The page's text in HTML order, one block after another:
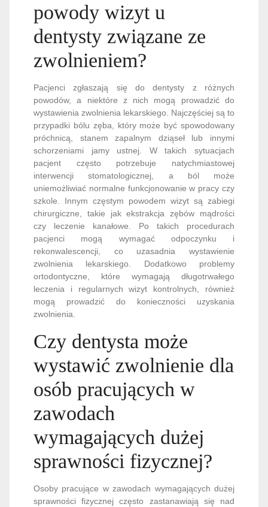
powody wizyt u
dentysty związane ze
zwolnieniem?
Pacjenci zgłaszają się do dentysty z różnych
powodów, a niektóre z nich mogą prowadzić do
wystawienia zwolnienia lekarskiego. Najczęściej są to
przypadki bólu zęba, który może być spowodowany
próchnicą, stanem zapalnym dziąseł lub innymi
schorzeniami jamy ustnej. W takich sytuacjach
pacjent często potrzebuje natychmiastowej
interwencji stomatologicznej, a ból może
uniemożliwiać normalne funkcjonowanie w pracy czy
szkole. Innym częstym powodem wizyt są zabiegi
chirurgiczne, takie jak ekstrakcja zębów mądrości
czy leczenie kanałowe. Po takich procedurach
pacjenci mogą wymagać odpoczynku i
rekonwalescencji, co uzasadnia wystawienie
zwolnienia lekarskiego. Dodatkowo problemy
ortodontyczne, które wymagają długotrwałego
leczenia i regularnych wizyt kontrolnych, również
mogą prowadzić do konieczności uzyskania
zwolnienia.
Czy dentysta może
wystawić zwolnienie dla
osób pracujących w
zawodach
wymagających dużej
sprawności fizycznej?
Osoby pracujące w zawodach wymagających dużej
sprawności fizycznej często zastanawiają się nad